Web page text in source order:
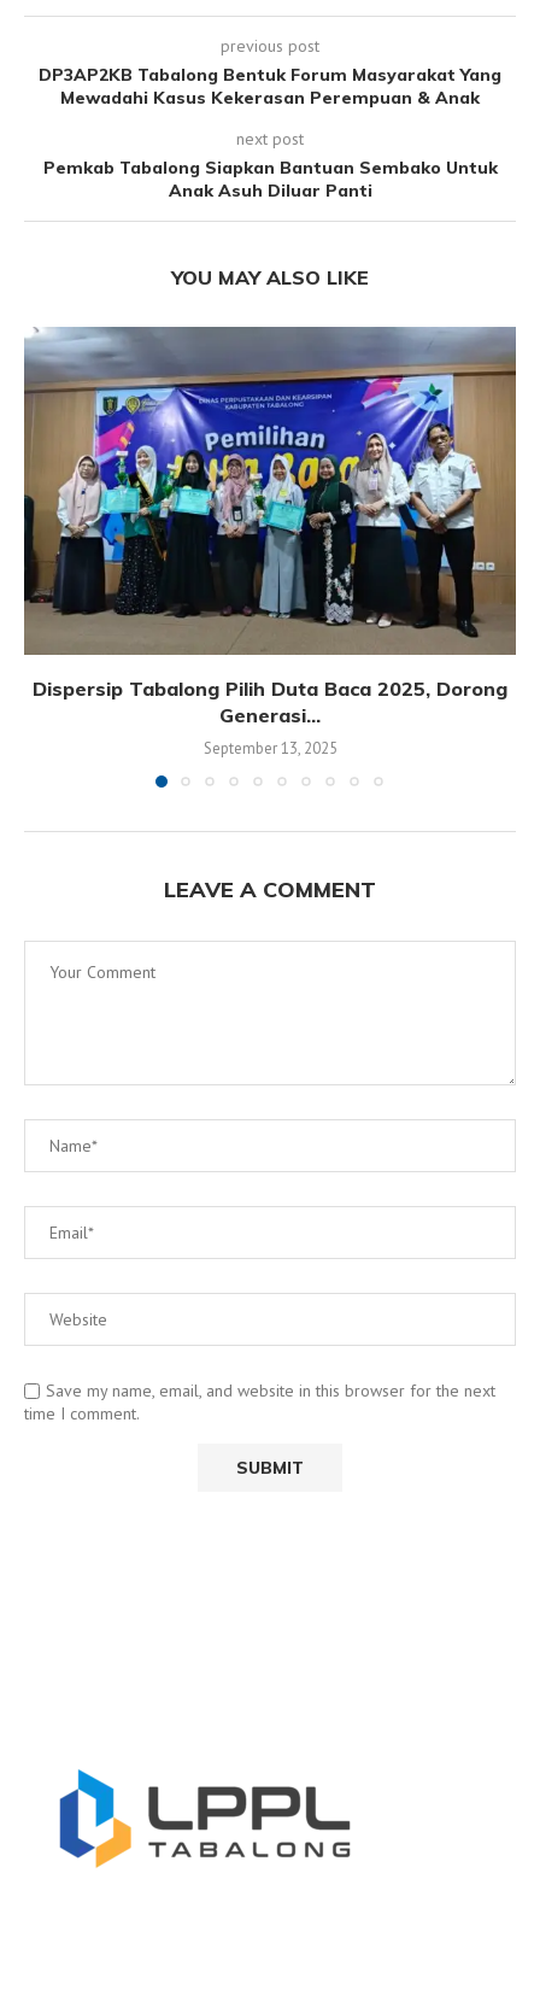
previous post
DP3AP2KB Tabalong Bentuk Forum Masyarakat Yang
Mewadahi Kasus Kekerasan Perempuan & Anak
next post
Pemkab Tabalong Siapkan Bantuan Sembako Untuk
Anak Asuh Diluar Panti
YOU MAY ALSO LIKE
Dispersip Tabalong Pilih Duta Baca 2025, Dorong
Generasi...
September 13, 2025
LEAVE A COMMENT
Save my name, email, and website in this browser for the next
time I comment.